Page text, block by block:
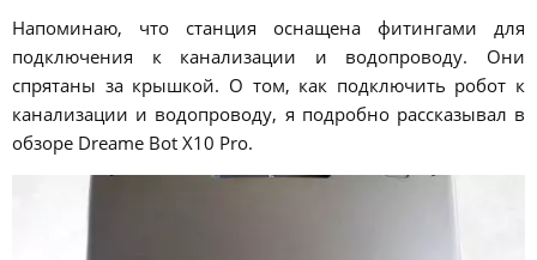
Напоминаю, что станция оснащена фитингами для
подключения к канализации и водопроводу. Они
спрятаны за крышкой. О том, как подключить робот к
канализации и водопроводу, я подробно рассказывал в
обзоре Dreame Bot X10 Pro.